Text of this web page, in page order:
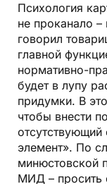
Психология
не проканало
говорил
главной
нормативно-
будет в лупу
придумки. В
чтобы внести
элемент». По
минюстовской
МИД – просить